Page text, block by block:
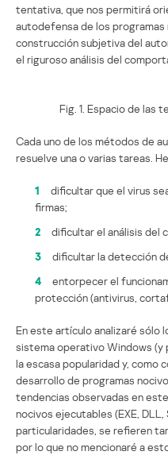
tentativa, que nos permitirá
autodefensa de los programas
construcción subjetiva del
el riguroso análisis del
Fig. 1. Espacio de las
Cada uno de los métodos de
resuelve una o varias tareas.
1
dificultar que el virus
firmas;
2
dificultar el análisis del
3
dificultar la detección
4
entorpecer el
protección (antivirus,
En este artículo analizaré sólo
sistema operativo Windows (y
la escasa popularidad y, como
desarrollo de programas
tendencias observadas en
nocivos ejecutables (EXE, DLL,
particularidades, se refieren
por lo que no mencionaré a